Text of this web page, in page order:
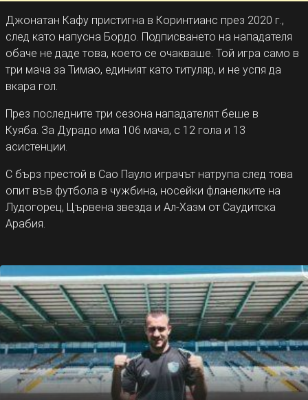
Джонатан Кафу пристигна в Коринтианс през 2020 г.,
след като напусна Бордо. Подписването на нападателя
обаче не даде това, което се очакваше. Той игра само в
три мача за Тимао, единият като титуляр, и не успя да
вкара гол.
През последните три сезона нападателят беше в
Куяба. За Дурадо има 106 мача, с 12 гола и 13
асистенции.
С бърз престой в Сао Пауло играчът натрупа след това
опит във футбола в чужбина, носейки фланелките на
Лудогорец, Цървена звезда и Ал-Хазм от Саудитска
Арабия.